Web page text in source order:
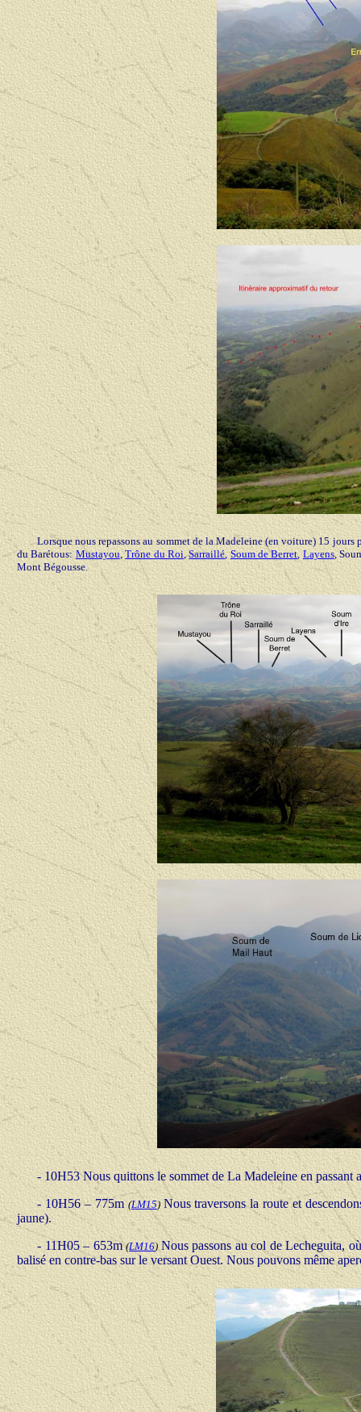
Lorsque nous repassons au sommet de la Madeleine (en voiture) 15
du Barétous: Mustayou,Trône du Roi,Sarraillé,Soum de Berret, Layens,
Mont Bégousse.
- 10H53 Nous quittons le sommet de La Madeleine en passant
- 10H56 – 775m (LM15)Nous traversons la route et
jaune).
- 11H05 – 653m(LM16) Nous passons au col de Lecheguita,
balisé en contre-bas sur le versant Ouest. Nous pouvons même